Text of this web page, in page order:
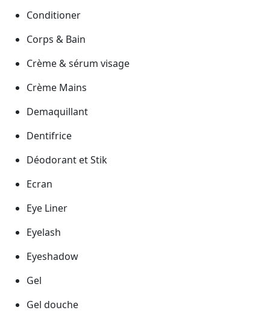
Conditioner
Corps & Bain
Crème & sérum visage
Crème Mains
Demaquillant
Dentifrice
Déodorant et Stik
Ecran
Eye Liner
Eyelash
Eyeshadow
Gel
Gel douche